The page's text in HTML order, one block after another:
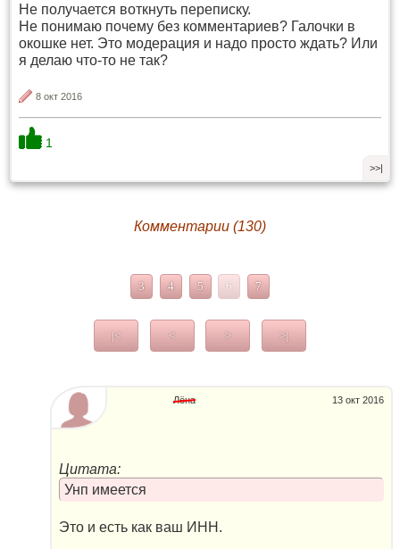
Не получается воткнуть переписку.
Не понимаю почему без комментариев? Галочки в
окошке нет. Это модерация и надо просто ждать? Или
я делаю что-то не так?
8 окт 2016
1
>>|
Комментарии (130)
3 4 5 6 7
|< < > >|
13 окт 2016
Лёна
Цитата:
Унп имеется
Это и есть как ваш ИНН.